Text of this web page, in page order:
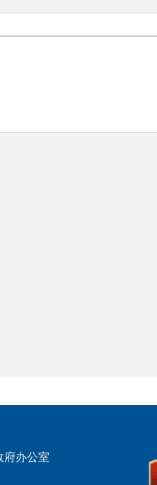
府办公室